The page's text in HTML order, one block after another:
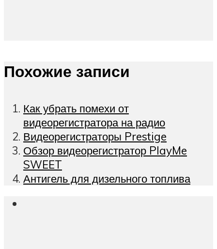
Похожие записи
Как убрать помехи от
видеорегистратора на радио
Видеорегистраторы Prestige
Обзор видеорегистратор PlayMe
SWEET
Антигель для дизельного топлива